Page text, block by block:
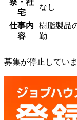
宅
なし
仕事内
容
樹脂製品
勤
募集が停止してい